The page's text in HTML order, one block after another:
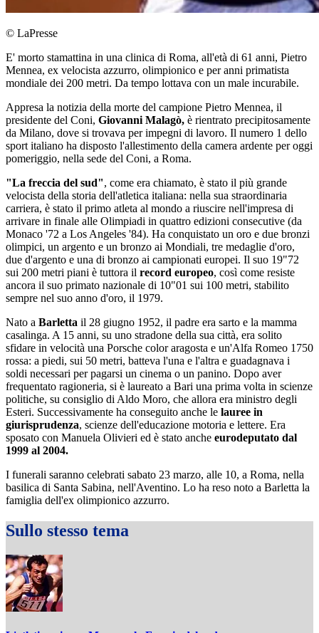
© LaPresse
E' morto stamattina in una clinica di Roma, all'età di 61 anni, Pietro
Mennea, ex velocista azzurro, olimpionico e per anni primatista
mondiale dei 200 metri. Da tempo lottava con un male incurabile.
Appresa la notizia della morte del campione Pietro Mennea, il
presidente del Coni, Giovanni Malagò, è rientrato precipitosamente
da Milano, dove si trovava per impegni di lavoro. Il numero 1 dello
sport italiano ha disposto l'allestimento della camera ardente per oggi
pomeriggio, nella sede del Coni, a Roma.
"La freccia del sud", come era chiamato, è stato il più grande
velocista della storia dell'atletica italiana: nella sua straordinaria
carriera, è stato il primo atleta al mondo a riuscire nell'impresa di
arrivare in finale alle Olimpiadi in quattro edizioni consecutive (da
Monaco '72 a Los Angeles '84). Ha conquistato un oro e due bronzi
olimpici, un argento e un bronzo ai Mondiali, tre medaglie d'oro,
due d'argento e una di bronzo ai campionati europei. Il suo 19"72
sui 200 metri piani è tuttora il record europeo, così come resiste
ancora il suo primato nazionale di 10"01 sui 100 metri, stabilito
sempre nel suo anno d'oro, il 1979.
Nato a Barletta il 28 giugno 1952, il padre era sarto e la mamma
casalinga. A 15 anni, su uno stradone della sua città, era solito
sfidare in velocità una Porsche color aragosta e un'Alfa Romeo 1750
rossa: a piedi, sui 50 metri, batteva l'una e l'altra e guadagnava i
soldi necessari per pagarsi un cinema o un panino. Dopo aver
frequentato ragioneria, si è laureato a Bari una prima volta in scienze
politiche, su consiglio di Aldo Moro, che allora era ministro degli
Esteri. Successivamente ha conseguito anche le lauree in
giurisprudenza, scienze dell'educazione motoria e lettere. Era
sposato con Manuela Olivieri ed è stato anche eurodeputato dal
1999 al 2004.
I funerali saranno celebrati sabato 23 marzo, alle 10, a Roma, nella
basilica di Santa Sabina, nell'Aventino. Lo ha reso noto a Barletta la
famiglia dell'ex olimpionico azzurro.
Sullo stesso tema